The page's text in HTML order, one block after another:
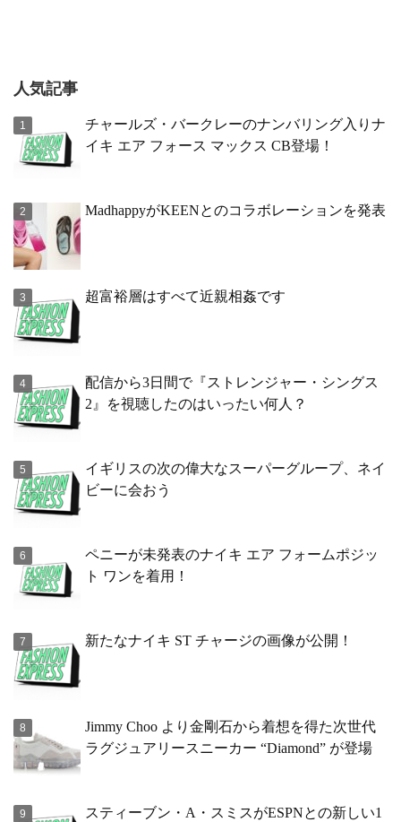
人気記事
チャールズ・バークレーのナンバリング入りナ
イキ エア フォース マックス CB登場！
MadhappyがKEENとのコラボレーションを発表
超富裕層はすべて近親相姦です
配信から3日間で『ストレンジャー・シングス
2』を視聴したのはいったい何人？
イギリスの次の偉大なスーパーグループ、ネイ
ビーに会おう
ペニーが未発表のナイキ エア フォームポジッ
ト ワンを着用！
新たなナイキ ST チャージの画像が公開！
Jimmy Choo より金剛石から着想を得た次世代
ラグジュアリースニーカー “Diamond” が登場
スティーブン・A・スミスがESPNとの新しい1